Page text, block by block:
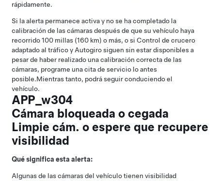
rápidamente.
Si la alerta permanece activa y no se ha completado la
calibración de las cámaras después de que su vehículo haya
recorrido 100 millas (160 km) o más, o si Control de crucero
adaptado al tráficoy Autogirosiguen sin estar disponibles a
pesar de haber realizado una calibración correcta de las
cámaras, programe una cita de servicio lo antes
posible.Mientras tanto, podrá seguir conduciendo el
vehículo.
APP_w304
Cámara bloqueada o cegada
Limpie cám. o espere que recupere
visibilidad
Qué significa esta alerta:
Algunas de las cámaras del vehículo tienen visibilidad